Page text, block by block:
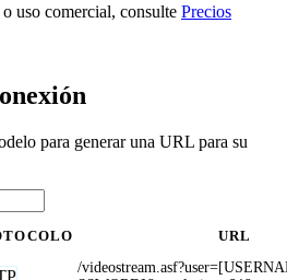
uso comercial, consulte Precios
para generar una URL para su
URL
/